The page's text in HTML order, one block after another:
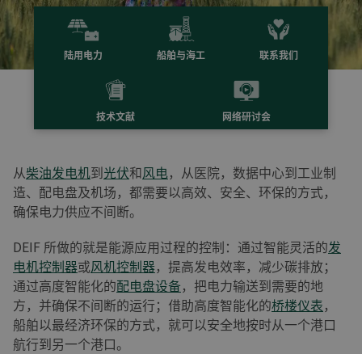
陆用电力 船舶与海工 联系我们
技术文献 网络研讨会
从柴油发电机到光伏和风电，从医院，数据中心到工业制
造、配电盘及机场，都需要以高效、安全、环保的方式，
确保电力供应不间断。
DEIF 所做的就是能源应用过程的控制：通过智能灵活的发
电机控制器或风机控制器，提高发电效率，减少碳排放；
通过高度智能化的配电盘设备，把电力输送到需要的地
方，并确保不间断的运行；借助高度智能化的桥楼仪表，
船舶以最经济环保的方式，就可以安全地按时从一个港口
航行到另一个港口。